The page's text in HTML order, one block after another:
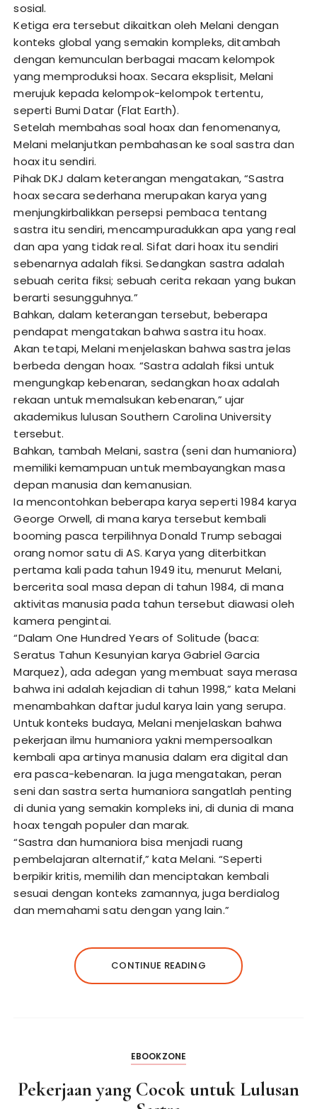
sosial.
Ketiga era tersebut dikaitkan oleh Melani dengan
konteks global yang semakin kompleks, ditambah
dengan kemunculan berbagai macam kelompok
yang memproduksi hoax. Secara eksplisit, Melani
merujuk kepada kelompok-kelompok tertentu,
seperti Bumi Datar (Flat Earth).
Setelah membahas soal hoax dan fenomenanya,
Melani melanjutkan pembahasan ke soal sastra dan
hoax itu sendiri.
Pihak DKJ dalam keterangan mengatakan, “Sastra
hoax secara sederhana merupakan karya yang
menjungkirbalikkan persepsi pembaca tentang
sastra itu sendiri, mencampuradukkan apa yang real
dan apa yang tidak real. Sifat dari hoax itu sendiri
sebenarnya adalah fiksi. Sedangkan sastra adalah
sebuah cerita fiksi; sebuah cerita rekaan yang bukan
berarti sesungguhnya.”
Bahkan, dalam keterangan tersebut, beberapa
pendapat mengatakan bahwa sastra itu hoax.
Akan tetapi, Melani menjelaskan bahwa sastra jelas
berbeda dengan hoax. “Sastra adalah fiksi untuk
mengungkap kebenaran, sedangkan hoax adalah
rekaan untuk memalsukan kebenaran,” ujar
akademikus lulusan Southern Carolina University
tersebut.
Bahkan, tambah Melani, sastra (seni dan humaniora)
memiliki kemampuan untuk membayangkan masa
depan manusia dan kemanusian.
Ia mencontohkan beberapa karya seperti 1984 karya
George Orwell, di mana karya tersebut kembali
booming pasca terpilihnya Donald Trump sebagai
orang nomor satu di AS. Karya yang diterbitkan
pertama kali pada tahun 1949 itu, menurut Melani,
bercerita soal masa depan di tahun 1984, di mana
aktivitas manusia pada tahun tersebut diawasi oleh
kamera pengintai.
“Dalam One Hundred Years of Solitude (baca:
Seratus Tahun Kesunyian karya Gabriel Garcia
Marquez), ada adegan yang membuat saya merasa
bahwa ini adalah kejadian di tahun 1998,” kata Melani
menambahkan daftar judul karya lain yang serupa.
Untuk konteks budaya, Melani menjelaskan bahwa
pekerjaan ilmu humaniora yakni mempersoalkan
kembali apa artinya manusia dalam era digital dan
era pasca-kebenaran. Ia juga mengatakan, peran
seni dan sastra serta humaniora sangatlah penting
di dunia yang semakin kompleks ini, di dunia di mana
hoax tengah populer dan marak.
“Sastra dan humaniora bisa menjadi ruang
pembelajaran alternatif,” kata Melani. “Seperti
berpikir kritis, memilih dan menciptakan kembali
sesuai dengan konteks zamannya, juga berdialog
dan memahami satu dengan yang lain.”
CONTINUE READING
EBOOKZONE
Pekerjaan yang Cocok untuk Lulusan